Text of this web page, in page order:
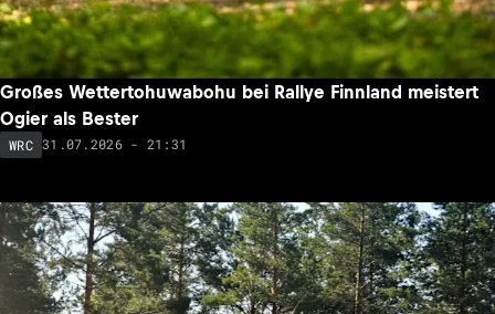
Großes Wettertohuwabohu bei Rallye Finnland meistert
Ogier als Bester
WRC 31.07.2026 - 21:31